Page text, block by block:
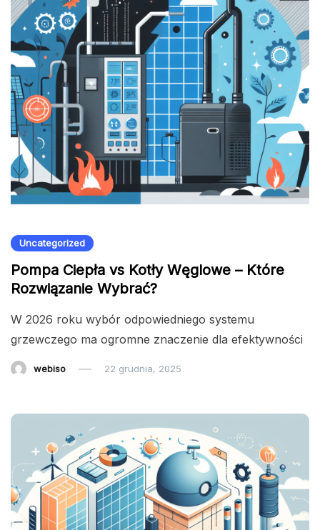
Uncategorized
Pompa Ciepła vs Kotły Węglowe – Które
Rozwiązanie Wybrać?
W 2026 roku wybór odpowiedniego systemu
grzewczego ma ogromne znaczenie dla efektywności
webiso 22 grudnia, 2025